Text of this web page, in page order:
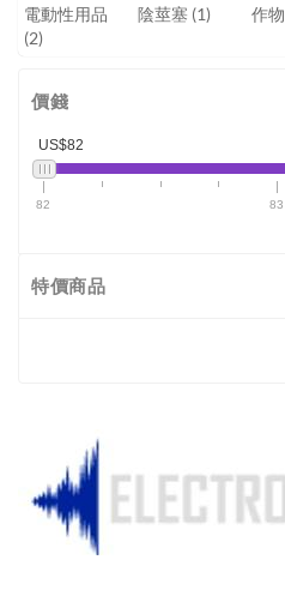
電動性用品
(2)
陰莖塞 (1) 作物
價錢
US$82
82 83
特價商品